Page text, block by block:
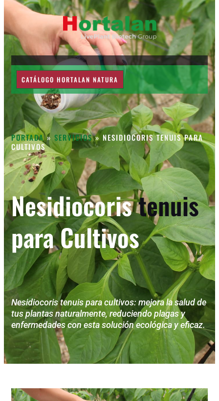
CATÁLOGO HORTALAN NATURA
PORTADA»SERVICIOS» NESIDIOCORIS TENUIS PARA
CULTIVOS
Nesidiocoristenuis
para Cultivos
Nesidiocoris tenuis para cultivos: mejora la salud de
tus plantas naturalmente, reduciendo plagas y
enfermedades con esta solución ecológica y eficaz.